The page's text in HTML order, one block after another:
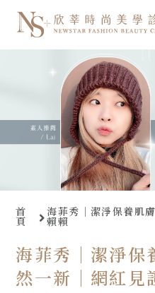
要
首
頁
海菲秀｜潔淨保養肌
賴賴
海菲秀｜潔淨保
然一新｜網紅見